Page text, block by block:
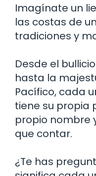
Imagínate un
las costas de
tradiciones y
Desde el
hasta la
Pacífico, cada
tiene su propia
propio nombre
que contar.
¿Te has